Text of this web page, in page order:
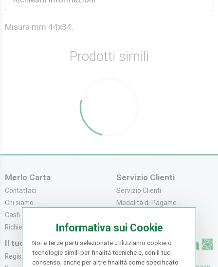
Misura mm 44x34.
Prodotti simili
Merlo Carta
Contattaci
Chi siamo
Cash & Carry
Richiedi catalogo
Servizio Clienti
Servizio Clienti
Modalità di Pagame...
Resi e Recessi
Il tuo Account
Registrati
Informativa sui Cookie
Noi e terze parti selezionate utilizziamo cookie o
tecnologie simili per finalità tecniche e, con il tuo
consenso, anche per altre finalità come specificato